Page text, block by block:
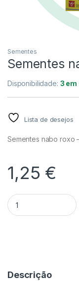
Sementes
Sementes
Disponibilidade: 3
Lista de desejos
Sementes nabo roxo
1,25 €
Quantidade
Descrição